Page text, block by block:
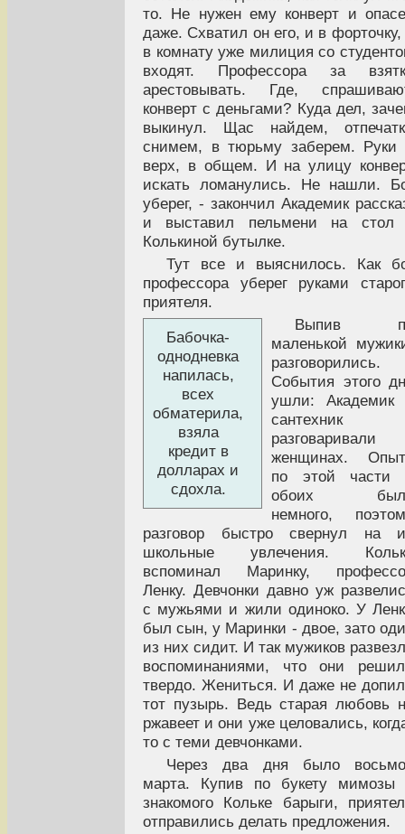
то. Не нужен ему конверт и
даже. Схватил он его, и в форточку,
в комнату уже милиция со
входят. Профессора за
арестовывать. Где,
конверт с деньгами? Куда дел,
выкинул. Щас найдем,
снимем, в тюрьму заберем. Руки
верх, в общем. И на улицу
искать ломанулись. Не нашли.
уберег, - закончил Академик
и выставил пельмени на стол
Колькиной бутылке.
Тут все и выяснилось. Как
профессора уберег руками
приятеля.
Бабочка-
однодневка
напилась,
всех
обматерила,
взяла
кредит в
долларах и
сдохла.
Выпив
маленькой
разговорились.
События этого
ушли: Академик
сантехник
разговаривали
женщинах.
по этой части
обоих
немного,
разговор быстро свернул на
школьные увлечения.
вспоминал Маринку,
Ленку. Девчонки давно уж
с мужьями и жили одиноко. У
был сын, у Маринки - двое, зато
из них сидит. И так мужиков
воспоминаниями, что они
твердо. Жениться. И даже не
тот пузырь. Ведь старая любовь
ржавеет и они уже целовались,
то с теми девчонками.
Через два дня было
марта. Купив по букету мимозы
знакомого Кольке барыги,
отправились делать предложения.